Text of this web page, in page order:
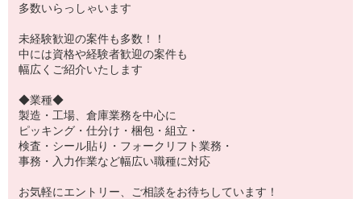
多数いらっしゃいます
未経験歓迎の案件も多数！！
中には資格や経験者歓迎の案件も
幅広くご紹介いたします
◆業種◆
製造・工場、倉庫業務を中心に
ピッキング・仕分け・梱包・組立・
検査・シール貼り・フォークリフト業務・
事務・入力作業など幅広い職種に対応
お気軽にエントリー、ご相談をお待ちしています！